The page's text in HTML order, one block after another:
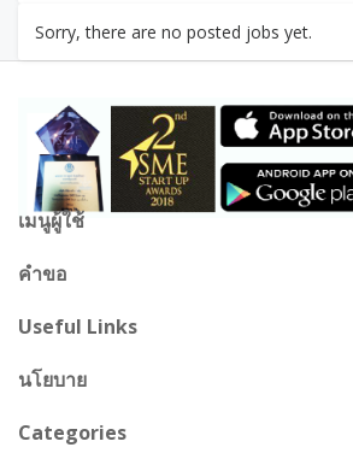
Sorry, there are no posted jobs yet.
เมนูผู้ใช้
คำขอ
Useful Links
นโยบาย
Categories